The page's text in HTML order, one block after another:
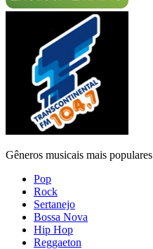
Gêneros musicais mais populares
Pop
Rock
Sertanejo
Bossa Nova
Hip Hop
Reggaeton